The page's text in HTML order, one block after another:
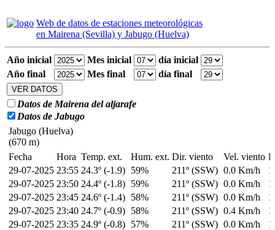
Web de datos de estaciones meteorológicas
en Mairena (Sevilla) y Jabugo (Huelva)
Año inicial Mes inicial
día inicial
Año final
Mes final día final
Datos de Mairena del aljarafe
Datos de Jabugo
Jabugo (Huelva)
(670 m)
Fecha
Hora Temp. ext. Hum. ext. Dir. viento Vel. viento
29-07-2025 23:55 24.3º (-1.9) 59% 211º (SSW) 0.0 Km/h
29-07-2025 23:50 24.4º (-1.8) 59% 211º (SSW) 0.0 Km/h
29-07-2025 23:45 24.6º (-1.4) 58% 211º (SSW) 0.0 Km/h
29-07-2025 23:40 24.7º (-0.9) 58% 211º (SSW) 0.4 Km/h
29-07-2025 23:35 24.9º (-0.8) 57% 211º (SSW) 0.0 Km/h